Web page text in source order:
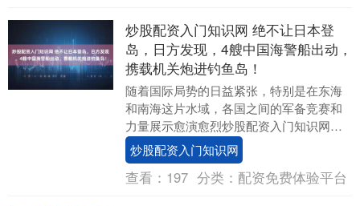
炒股配资入门知识网 绝不让日本登
岛，日方发现，4艘中国海警船出动，
携载机关炮进钓鱼岛！
随着国际局势的日益紧张，特别是在东海
和南海这片水域，各国之间的军备竞赛和
力量展示愈演愈烈炒股配资入门知识网，
几乎每一步都牵动着全球的神经。近期，
位于日本那霸的海....
炒股配资入门知识网
查看： 197 分类： 配资免费体验平台